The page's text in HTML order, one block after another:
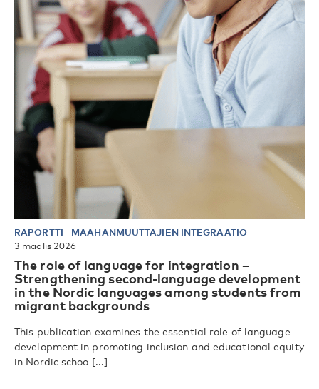
RAPORTTI - MAAHANMUUTTAJIEN INTEGRAATIO
3 maalis 2026
The role of language for integration –
Strengthening second-language development
in the Nordic languages among students from
migrant backgrounds
This publication examines the essential role of language
development in promoting inclusion and educational equity
in Nordic schoo [...]